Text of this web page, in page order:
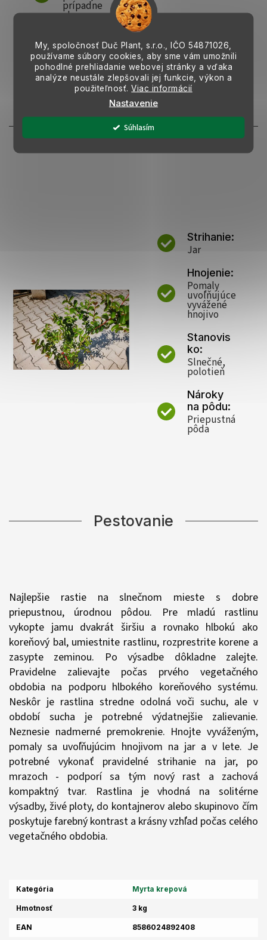
My, spoločnosť Duč Plant, s.r.o., IČO 54871026,
používame súbory cookies, aby sme vám umožnili
pohodlné prehliadanie webovej stránky a vďaka
analýze neustále zlepšovali jej funkcie, výkon a
použiteľnosť.Viac informácií
Nastavenie
Súhlasím
prípadne
ako
Tipy k starostlivosti
Strihanie:
Jar
Hnojenie:
Pomaly
uvoľňujúce
vyvážené
hnojivo
Stanovis
ko:
Slnečné,
polotieň
Nároky
na pôdu:
Priepustná
pôda
Pestovanie
Najlepšie rastie na slnečnom mieste s dobre
priepustnou, úrodnou pôdou. Pre mladú rastlinu
vykopte jamu dvakrát širšiu a rovnako hlbokú ako
koreňový bal, umiestnite rastlinu, rozprestrite korene a
zasypte zeminou. Po výsadbe dôkladne zalejte.
Pravidelne zalievajte počas prvého vegetačného
obdobia na podporu hlbokého koreňového systému.
Neskôr je rastlina stredne odolná voči suchu, ale v
období sucha je potrebné výdatnejšie zalievanie.
Neznesie nadmerné premokrenie. Hnojte vyváženým,
pomaly sa uvoľňujúcim hnojivom na jar a v lete. Je
potrebné vykonať pravidelné strihanie na jar, po
mrazoch - podporí sa tým nový rast a zachová
kompaktný tvar. Rastlina je vhodná na solitérne
výsadby, živé ploty, do kontajnerov alebo skupinovo čím
poskytuje farebný kontrast a krásny vzhľad počas celého
vegetačného obdobia.
Kategória Myrta krepová
Hmotnosť 3 kg
EAN 8586024892408